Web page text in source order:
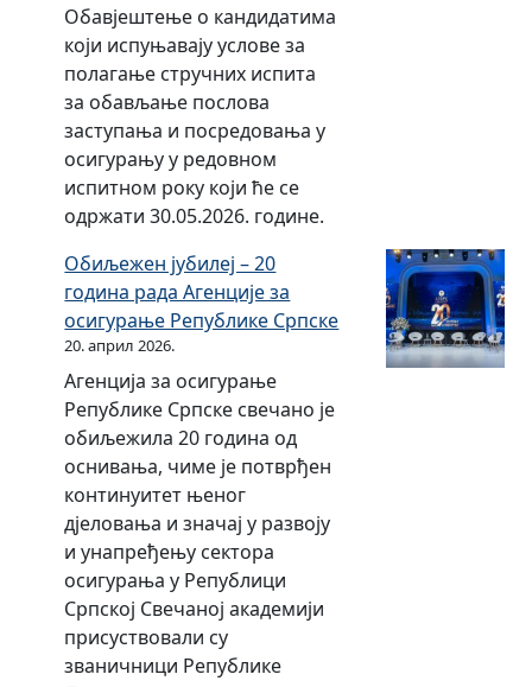
и
т
а
ц
и
ј
е
,
р
и
к
у
п
љ
а
њ
е
м
з
а
т
в
о
ј
е
с
и
с
т
е
м
м
з
а
т
в
о
р
е
н
и
х
п
о
н
у
с
т
у
п
к
а
л
и
ц
и
т
а
ц
и
ј
е
с
и
с
т
е
м
о
к
а
л
и
ц
и
т
а
ц
и
ј
е
с
и
с
т
е
м
о
м
з
а
т
о
з
и
л
а
п
у
т
м
п
о
т
у
п
к
а
л
и
ц
и
т
а
а
п
у
т
е
м
п
о
т
у
п
к
а
л
и
ц
и
т
а
ц
и
ј
е
Обавјештење о кандидатима
који испуњавају услове за
полагање стручних испита
за обављање послова
заступања и посредовања у
осигурању у редовном
испитном року који ће се
одржати 30.05.2026. године.
Обиљежен јубилеј – 20
година рада Агенције за
осигурање Републике Српске
20. април 2026.
Агенција за осигурање
Републике Српске свечано је
обиљежила 20 година од
оснивања, чиме је потврђен
континуитет њеног
дјеловања и значај у развоју
и унапређењу сектора
осигурања у Републици
Српској Свечаној академији
присуствовали су
званичници Републике